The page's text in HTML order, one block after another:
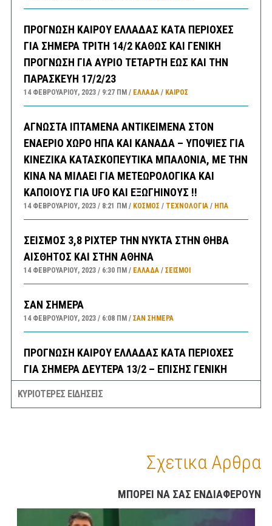
ΠΡΟΓΝΩΣΗ ΚΑΙΡΟΥ ΕΛΛΑΔΑΣ ΚΑΤΑ ΠΕΡΙΟΧΕΣ
ΓΙΑ ΣΗΜΕΡΑ ΤΡΙΤΗ 14/2 ΚΑΘΩΣ ΚΑΙ ΓΕΝΙΚΗ
ΠΡΟΓΝΩΣΗ ΓΙΑ ΑΥΡΙΟ ΤΕΤΑΡΤΗ ΕΩΣ ΚΑΙ ΤΗΝ
ΠΑΡΑΣΚΕΥΗ 17/2/23
14 ΦΕΒΡΟΥΑΡΊΟΥ, 2023 9:27 ΠΜ ΕΛΛΑΔA/ ΚΑΙΡΌΣ
ΑΓΝΩΣΤΑ ΙΠΤΑΜΕΝΑ ΑΝΤΙΚΕΙΜΕΝΑ ΣΤΟΝ
ΕΝΑΕΡΙΟ ΧΩΡΟ ΗΠΑ ΚΑΙ ΚΑΝΑΔΑ – ΥΠΟΨΙΕΣ ΓΙΑ
ΚΙΝΕΖΙΚΑ ΚΑΤΑΣΚΟΠΕΥΤΙΚΑ ΜΠΑΛΟΝΙΑ, ΜΕ ΤΗΝ
ΚΙΝΑ ΝΑ ΜΙΛΑΕΙ ΓΙΑ ΜΕΤΕΩΡΟΛΟΓΙΚΑ ΚΑΙ
ΚΑΠΟΙΟΥΣ ΓΙΑ UFO ΚΑΙ ΕΞΩΓΗΙΝΟΥΣ !!
14 ΦΕΒΡΟΥΑΡΊΟΥ, 2023 8:21 ΠΜ ΚΟΣΜΟΣ / ΤΕΧΝΟΛΟΓΙΑ/ ΗΠΑ
ΣΕΙΣΜΟΣ 3,8 ΡΙΧΤΕΡ ΤΗΝ ΝΥΚΤΑ ΣΤΗΝ ΘΗΒΑ
ΑΙΣΘΗΤΟΣ ΚΑΙ ΣΤΗΝ ΑΘΗΝΑ
14 ΦΕΒΡΟΥΑΡΊΟΥ, 2023 6:30 ΠΜ ΕΛΛΑΔA/ ΣΕΙΣΜΟΙ
ΣΑΝ ΣΗΜΕΡΑ
14 ΦΕΒΡΟΥΑΡΊΟΥ, 2023 6:08 ΠΜ ΣΑΝ ΣΉΜΕΡΑ
ΠΡΟΓΝΩΣΗ ΚΑΙΡΟΥ ΕΛΛΑΔΑΣ ΚΑΤΑ ΠΕΡΙΟΧΕΣ
ΓΙΑ ΣΗΜΕΡΑ ΔΕΥΤΕΡΑ 13/2 – ΕΠΙΣΗΣ ΓΕΝΙΚΗ
ΟΙΚΟΝΟΜΙΚΩΝ ΕΦΗΜΕΡΙΔΩΝ ΔΕΥΤΕΡΑ 13/2/23
ΜΕΓΑΛΕΣ ΚΑΘΥΣΤΕΡΗΣΕΙΣ ΣΤΗΝ ΛΕΩΦΟΡΟ
ΚΥΡΙΟΤΕΡΕΣ ΕΙΔΗΣΕΙΣ
Σχετικα Αρθρα
ΜΠΟΡΕΙ ΝΑ ΣΑΣ ΕΝΔΙΑΦΕΡΟΥΝ